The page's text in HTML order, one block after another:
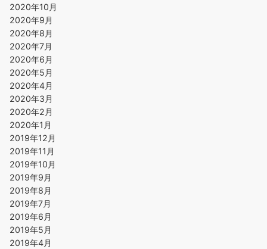
2020年10月
2020年9月
2020年8月
2020年7月
2020年6月
2020年5月
2020年4月
2020年3月
2020年2月
2020年1月
2019年12月
2019年11月
2019年10月
2019年9月
2019年8月
2019年7月
2019年6月
2019年5月
2019年4月